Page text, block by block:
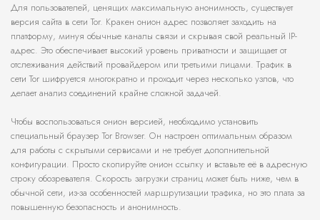
Для пользователей, ценящих максимальную анонимность, существует
версия сайта в сети Tor. Кракен онион адрес позволяет заходить на
платформу, минуя обычные каналы связи и скрывая свой реальный IP-
адрес. Это обеспечивает высокий уровень приватности и защищает от
отслеживания действий провайдером или третьими лицами. Трафик в
сети Tor шифруется многократно и проходит через несколько узлов, что
делает анализ соединений крайне сложной задачей.
Чтобы воспользоваться онион версией, необходимо установить
специальный браузер Tor Browser. Он настроен оптимальным образом
для работы с скрытыми сервисами и не требует дополнительной
конфигурации. Просто скопируйте онион ссылку и вставьте её в адресную
строку обозревателя. Скорость загрузки страниц может быть ниже, чем в
обычной сети, из-за особенностей маршрутизации трафика, но это плата за
повышенную безопасность и анонимность.